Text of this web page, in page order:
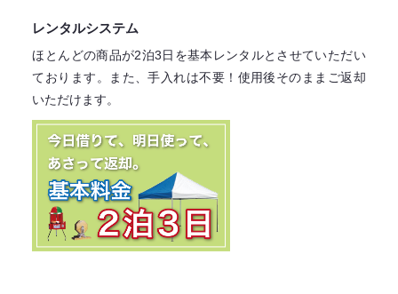
レンタルシステム
ほとんどの商品が2泊3日を基本レンタルとさせていただい
ております。
また、手入れは不要！ 使用後そのままご返却
いただけます。